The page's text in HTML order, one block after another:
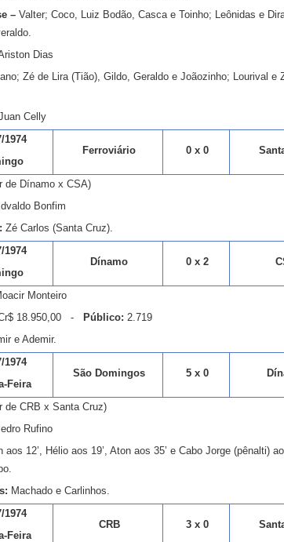
– Valter; Coco, Luiz Bodão, Casca e Toinho; Leônidas e
Dias
Zé de Lira (Tião), Gildo, Geraldo e Joãozinho; Lourival e
Celly
1974
Ferroviário 0 x 0
de Dínamo x CSA)
Bonfim
Zé Carlos (Santa Cruz).
1974
Dínamo 0 x 2
Monteiro
18.950,00 - Público: 2.719
e Ademir.
1974
Feira
São Domingos 5 x 0
de CRB x Santa Cruz)
Rufino
aos 12’, Hélio aos 19’, Aton aos 35’ e Cabo Jorge (pênalti)
Machado e Carlinhos.
1974
Feira
CRB 3 x 0